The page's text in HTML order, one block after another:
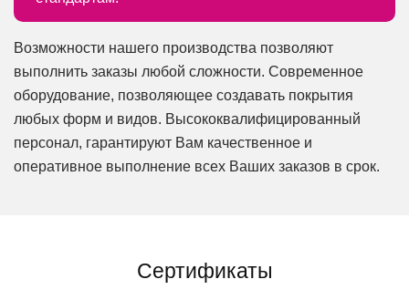
Возможности нашего производства позволяют
выполнить заказы любой сложности. Современное
оборудование, позволяющее создавать покрытия
любых форм и видов. Высококвалифицированный
персонал, гарантируют Вам качественное и
оперативное выполнение всех Ваших заказов в срок.
Сертификаты